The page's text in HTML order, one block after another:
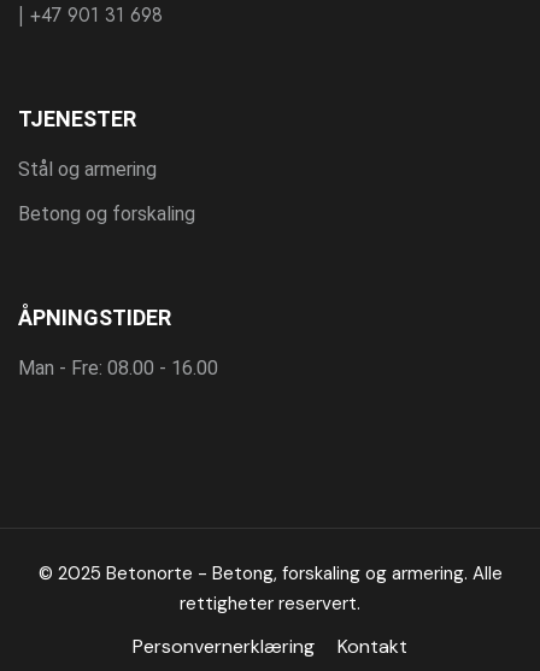
| +47 901 31 698
TJENESTER
Stål og armering
Betong og forskaling
ÅPNINGSTIDER
Man - Fre: 08.00 - 16.00
© 2025 Betonorte - Betong, forskaling og armering. Alle
rettigheter reservert.
Personvernerklæring Kontakt